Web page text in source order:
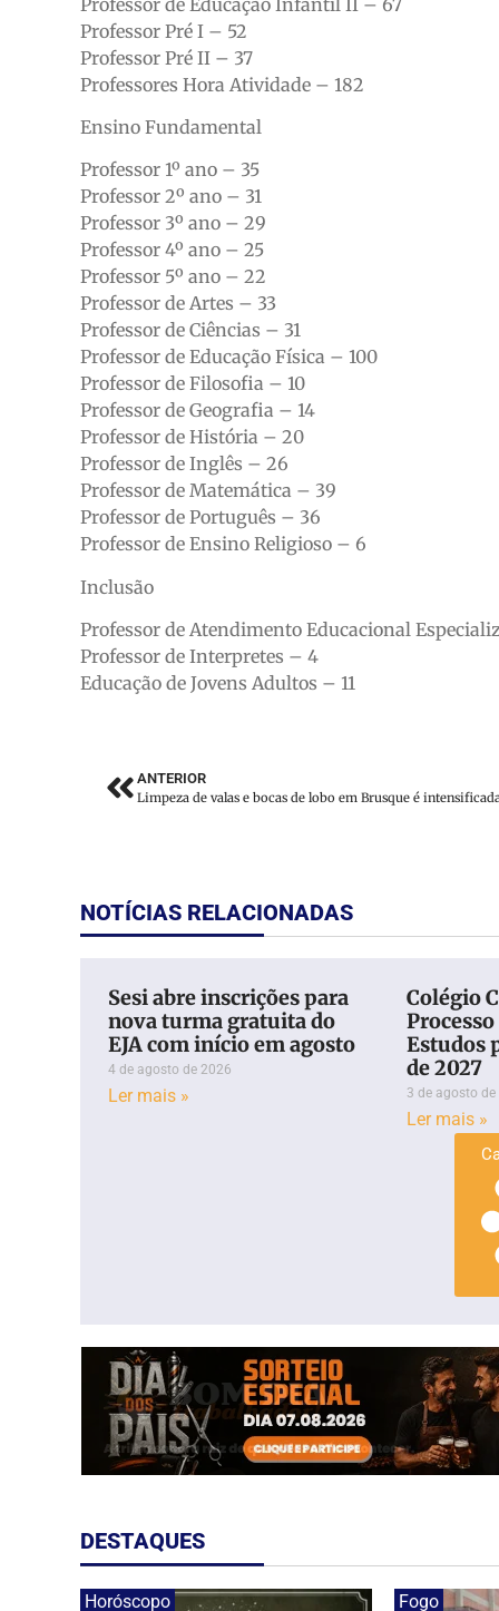
Professor Pré I – 52
Professor Pré II – 37
Professores Hora Atividade – 182
Ensino Fundamental
Professor 1º ano – 35
Professor 2º ano – 31
Professor 3º ano – 29
Professor 4º ano – 25
Professor 5º ano – 22
Professor de Artes – 33
Professor de Ciências – 31
Professor de Educação Física – 100
Professor de Filosofia – 10
Professor de Geografia – 14
Professor de História – 20
Professor de Inglês – 26
Professor de Matemática – 39
Professor de Português – 36
Professor de Ensino Religioso – 6
Inclusão
Professor de Atendimento Educacional
Professor de Interpretes – 4
Educação de Jovens Adultos – 11
ANTERIOR
Limpeza de valas e bocas de lobo em Brusque é
NOTÍCIAS RELACIONADAS
Sesi abre inscrições para
nova turma gratuita do
EJA com início em agosto
4 de agosto de 2026
Ler mais »
Colégio
Estudos
de 2027
3 de agosto
Ler mais »
DESTAQUES
Horóscopo Fogo